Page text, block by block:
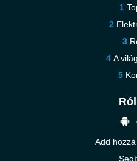
A
Add